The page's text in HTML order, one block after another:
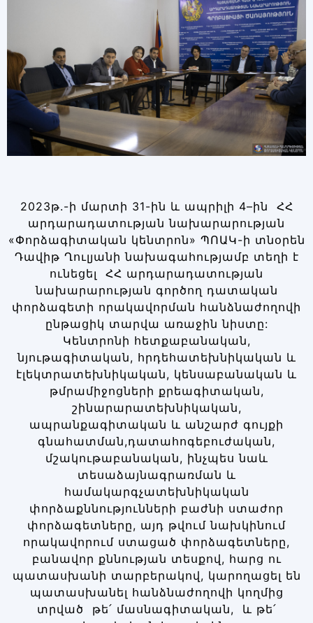
2023թ.-ի մարտի 31-ին և ապրիլի 4–ին ՀՀ
արդարադատության նախարարության
«Փորձագիտական կենտրոն» ՊՈԱԿ-ի տնօրեն
Դավիթ Ղուլյանի նախագահությամբ տեղի է
ունեցել ՀՀ արդարադատության
նախարարության գործող դատական
փորձագետի որակավորման հանձնաժողովի
ընթացիկ տարվա առաջին նիստը:
Կենտրոնի հետքաբանական,
նյութագիտական, հրդեհատեխնիկական և
էլեկտրատեխնիկական, կենսաբանական և
թմրամիջոցների քրեագիտական,
շինարարատեխնիկական,
ապրանքագիտական և անշարժ գույքի
գնահատման,դատահոգեբուժական,
մշակութաբանական, ինչպես նաև
տեսաձայնագրառման և
համակարգչատեխնիկական
փորձաքննությունների բաժնի ստաժոր
փորձագետները, այդ թվում նախկինում
որակավորում ստացած փորձագետները,
բանավոր քննության տեսքով, հարց ու
պատասխանի տարբերակով, կարողացել են
պատասխանել հանձնաժողովի կողմից
տրված թե՛ մասնագիտական, և թե՛